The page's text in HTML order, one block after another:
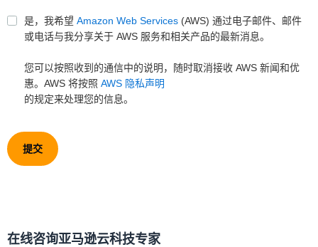
是，我希望 Amazon Web Services (AWS) 通过电子邮件、邮件
或电话与我分享关于 AWS 服务和相关产品的最新消息。
您可以按照收到的通信中的说明，随时取消接收 AWS 新闻和优
惠。AWS 将按照 AWS 隐私声明
的规定来处理您的信息。
提交
在线咨询亚马逊云科技专家